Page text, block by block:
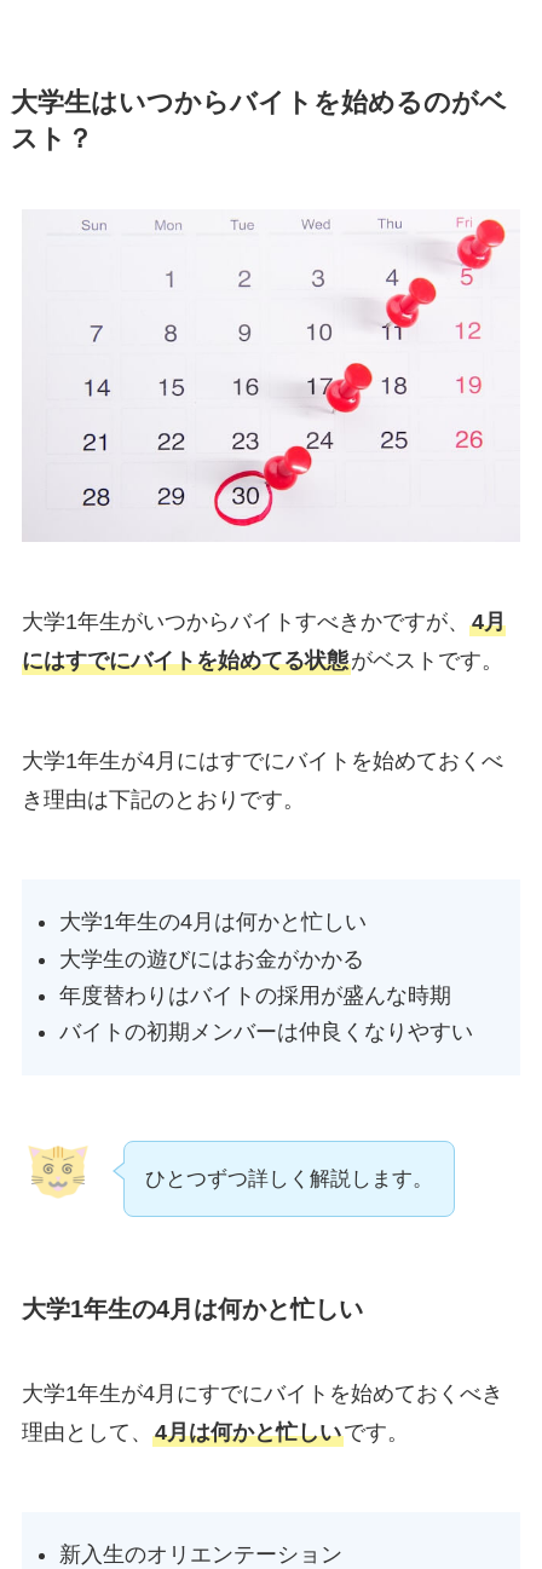
大学生はいつからバイトを始めるのがベ
スト？
大学1年生がいつからバイトすべきかですが、 4月
にはすでにバイトを始めてる状態がベストです。
大学1年生が4月にはすでにバイトを始めておくべ
き理由は下記のとおりです。
大学1年生の4月は何かと忙しい
大学生の遊びにはお金がかかる
年度替わりはバイトの採用が盛んな時期
バイトの初期メンバーは仲良くなりやすい
ひとつずつ詳しく解説します。
大学1年生の4月は何かと忙しい
大学1年生が4月にすでにバイトを始めておくべき
理由として、 4月は何かと忙しいです。
新入生のオリエンテーション